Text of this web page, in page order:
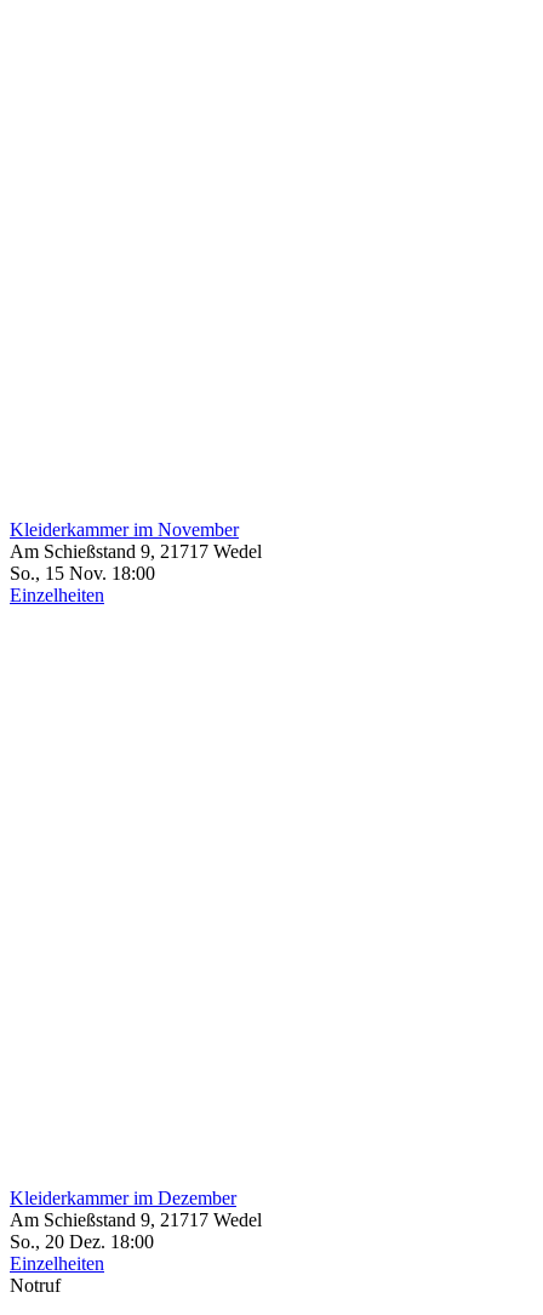
Kleiderkammer im November
Am Schießstand 9, 21717 Wedel
So., 15 Nov. 18:00
Einzelheiten
Kleiderkammer im Dezember
Am Schießstand 9, 21717 Wedel
So., 20 Dez. 18:00
Einzelheiten
Notruf